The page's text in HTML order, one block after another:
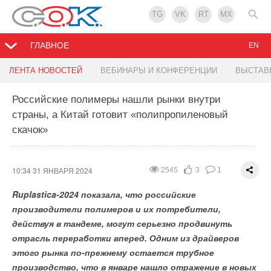
TG VK RT MX
ГЛАВНОЕ
ЛЕНТА НОВОСТЕЙ ВЕБИНАРЫ И КОНФЕРЕНЦИИ
EN
Российские полимеры нашли рынки внутри
страны, а Китай готовит «полипропиленовый
скачок»
2545 3 1
10:34 31 ЯНВАРЯ 2024
Ruplastica-2024 показала, что российские
производители полимеров и их потребители,
действуя в тандеме, могут серьезно продвинуть
отрасль переработки вперед. Одним из драйверов
этого рынка по-прежнему остается трубное
производство, что в январе нашло отражение в новых
Рост потребления электроэнергии в мире будет
2389 2
10:32 31 ЯНВАРЯ 2024
Твердооксидные электролизеры могут снизить
30%
11:45 30 ЯНВАРЯ 2024
Беларусь сократила выбросы парниковых газов
году
11:17 30 ЯНВАРЯ 2024
Японцы будут покупать зеленый аммиак в
1651 1
12:46 29 ЯНВАРЯ 2024